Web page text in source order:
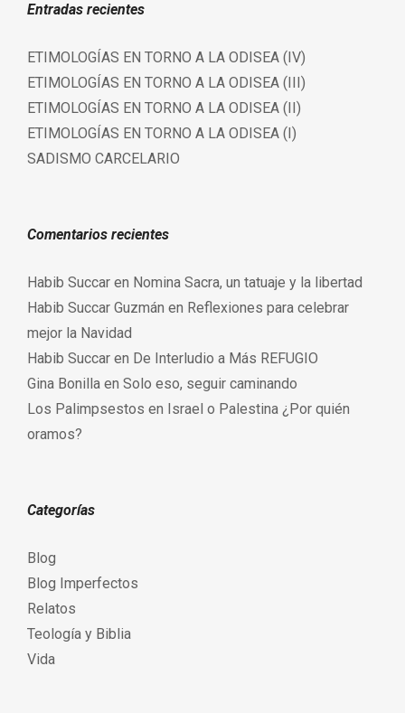
Entradas recientes
ETIMOLOGÍAS EN TORNO A LA ODISEA (IV)
ETIMOLOGÍAS EN TORNO A LA ODISEA (III)
ETIMOLOGÍAS EN TORNO A LA ODISEA (II)
ETIMOLOGÍAS EN TORNO A LA ODISEA (I)
SADISMO CARCELARIO
Comentarios recientes
Habib Succar en Nomina Sacra, un tatuaje y la libertad
Habib Succar Guzmán en Reflexiones para celebrar
mejor la Navidad
Habib Succar en De Interludio a Más REFUGIO
Gina Bonilla en Solo eso, seguir caminando
Los Palimpsestos en Israel o Palestina ¿Por quién
oramos?
Categorías
Blog
Blog Imperfectos
Relatos
Teología y Biblia
Vida